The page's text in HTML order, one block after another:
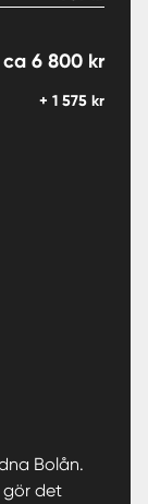
ca 6 800 kr
+ 1 575 kr
Bolån.
gör det